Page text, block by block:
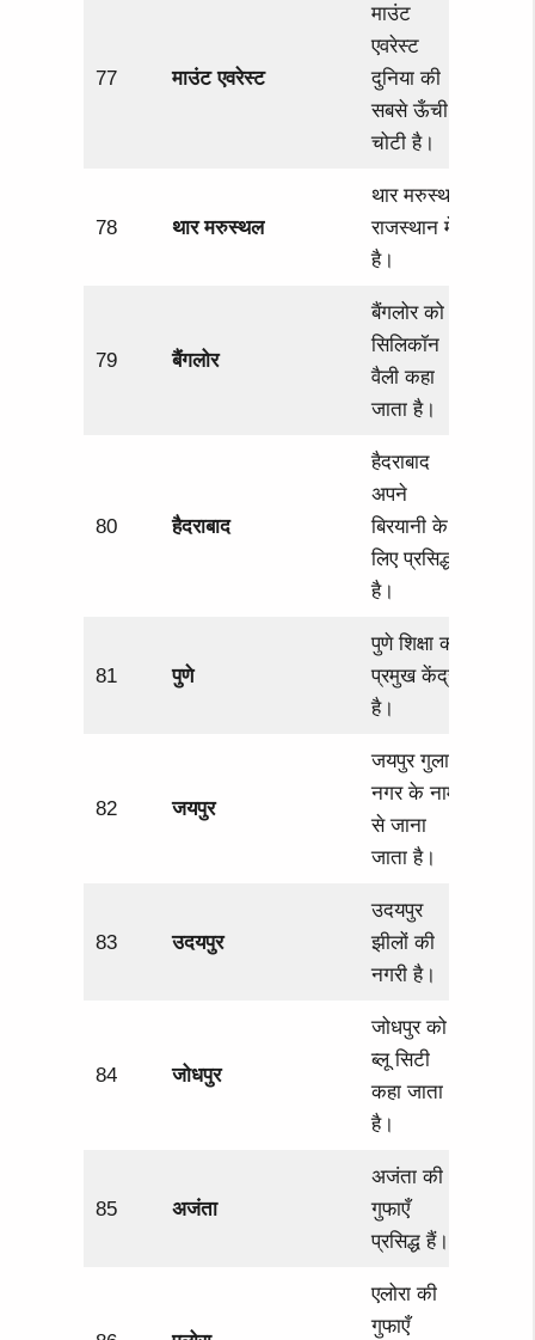
77 माउंट एवरेस्ट
माउंट
एवरेस्ट
दुनिया की
सबसे ऊँची
चोटी है।
78 थार मरुस्थल
थार मरुस्थल
राजस्थान में
है।
79 बैंगलोर
बैंगलोर को
सिलिकॉन
वैली कहा
जाता है।
80 हैदराबाद
हैदराबाद
अपने
बिरयानी के
लिए प्रसिद्ध
है।
81 पुणे
पुणे शिक्षा का
प्रमुख केंद्र
है।
82 जयपुर
जयपुर गुलाबी
नगर के नाम
से जाना
जाता है।
83 उदयपुर
उदयपुर
झीलों की
नगरी है।
84 जोधपुर
जोधपुर को
ब्लू सिटी
कहा जाता
है।
85 अजंता
अजंता की
गुफाएँ
प्रसिद्ध हैं।
एलोरा की
गुफाएँ